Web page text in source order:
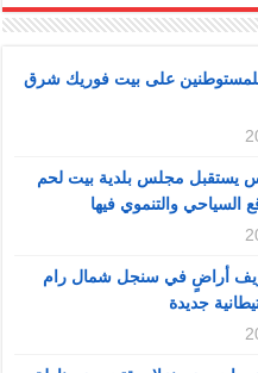
على بيت فوريك شرق
يستقبل مجلس بلدية بيت لحم
السياحي والتنموي فيها
أراضٍ في سنجل شمال رام
جديدة